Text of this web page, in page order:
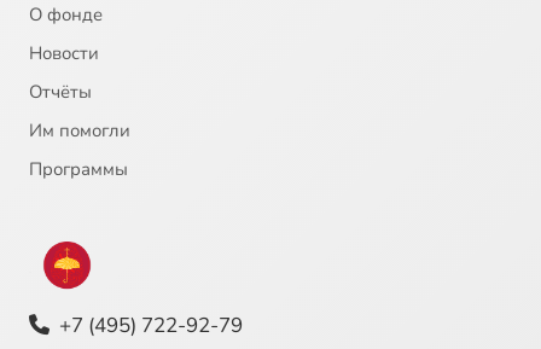
О фонде
Новости
Отчёты
Им помогли
Программы
+7 (495) 722-92-79